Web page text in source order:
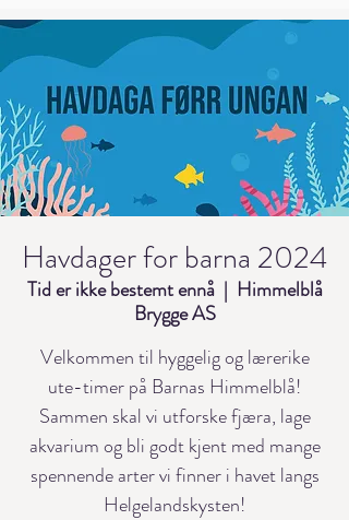
Havdager for barna 2024
Tid er ikke bestemt ennå
  |
Himmelblå
Brygge AS
Velkommen til hyggelig og lærerike
ute-timer på Barnas Himmelblå!
Sammen skal vi utforske fjæra, lage
akvarium og bli godt kjent med mange
spennende arter vi finner i havet langs
Helgelandskysten!